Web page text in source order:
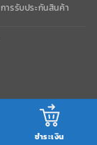
ชำระเงิน
การรับประกันสินค้า